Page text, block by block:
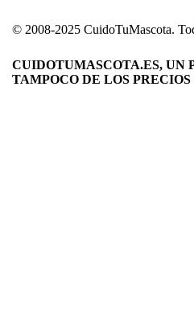
© 2008-2025 CuidoTuMascota.
CUIDOTUMASCOTA.ES, UN
TAMPOCO DE LOS